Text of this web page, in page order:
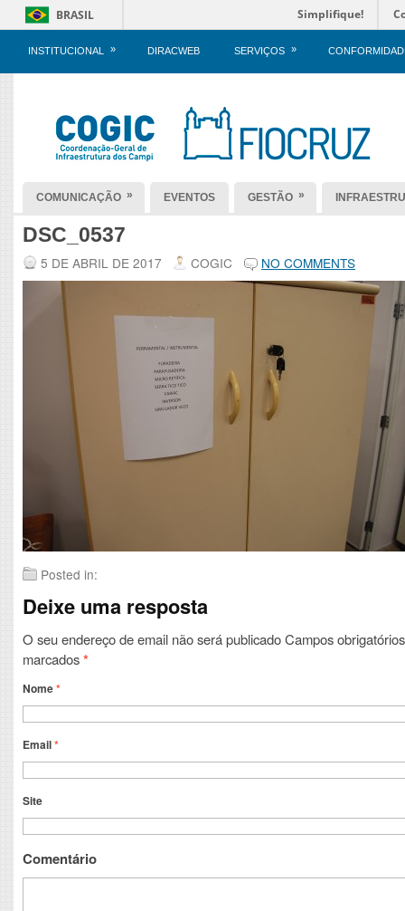
BRASIL Simplifique!
INSTITUCIONAL » DIRACWEB SERVIÇOS »
COMUNICAÇÃO » EVENTOS GESTÃO »
DSC_0537
5 DE ABRIL DE 2017 COGIC NO COMMENTS
Posted in:
Deixe uma resposta
O seu endereço de email não será publicadoCampos
marcados*
Nome*
Email*
Site
Comentário